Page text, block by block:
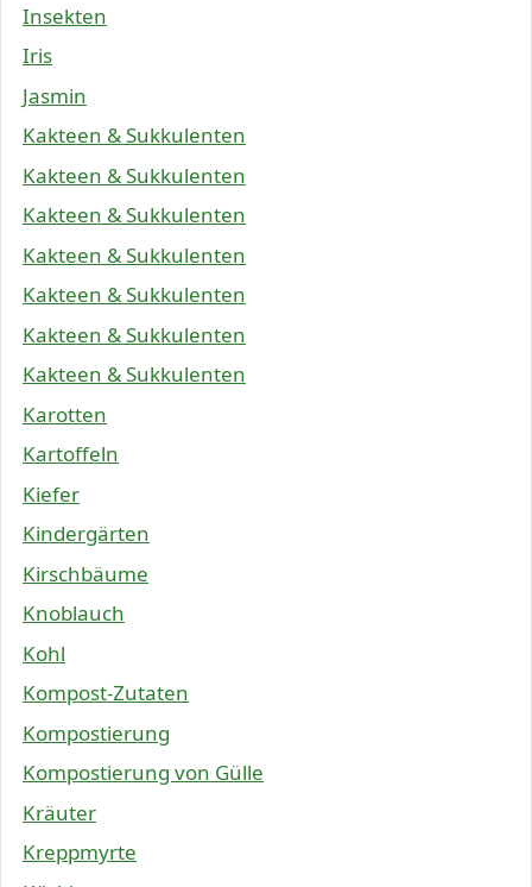
Insekten
Iris
Jasmin
Kakteen & Sukkulenten
Kakteen & Sukkulenten
Kakteen & Sukkulenten
Kakteen & Sukkulenten
Kakteen & Sukkulenten
Kakteen & Sukkulenten
Kakteen & Sukkulenten
Karotten
Kartoffeln
Kiefer
Kindergärten
Kirschbäume
Knoblauch
Kohl
Kompost-Zutaten
Kompostierung
Kompostierung von Gülle
Kräuter
Kreppmyrte